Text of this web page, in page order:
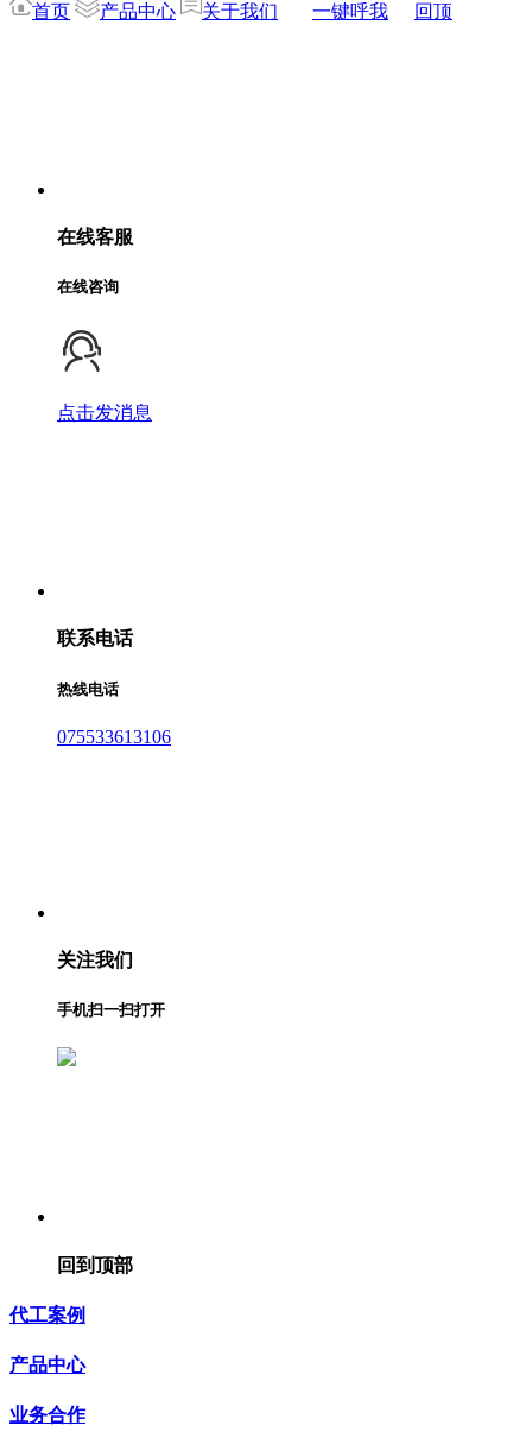
首页 产品中心 关于我们 一键呼我 回顶
在线客服
在线咨询
点击发消息
联系电话
热线电话
075533613106
关注我们
手机扫一扫打开
回到顶部
代工案例
产品中心
业务合作